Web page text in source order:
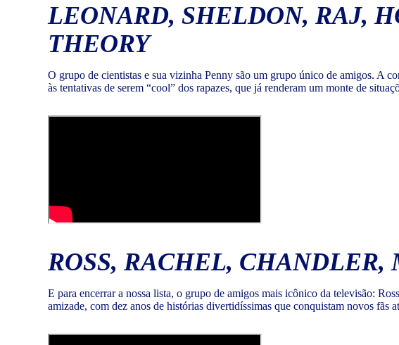
LEONARD, SHELDON, RAJ,
THEORY
O grupo de cientistas e sua vizinha Penny são um grupo único de amigos. A
às tentativas de serem “cool” dos rapazes, que já renderam um monte de
ROSS, RACHEL,
E para encerrar a nossa lista, o grupo de amigos mais icônico da televisão:
amizade, com dez anos de histórias divertidíssimas que conquistam novos fãs